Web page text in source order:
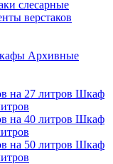
слесарные
верстаков
Архивные
Шкаф
Шкаф
Шкаф